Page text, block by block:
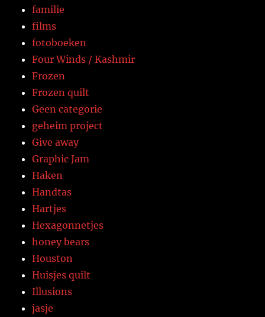
familie
films
fotoboeken
Four Winds / Kashmir
Frozen
Frozen quilt
Geen categorie
geheim project
Give away
Graphic Jam
Haken
Handtas
Hartjes
Hexagonnetjes
honey bears
Houston
Huisjes quilt
Illusions
jasje